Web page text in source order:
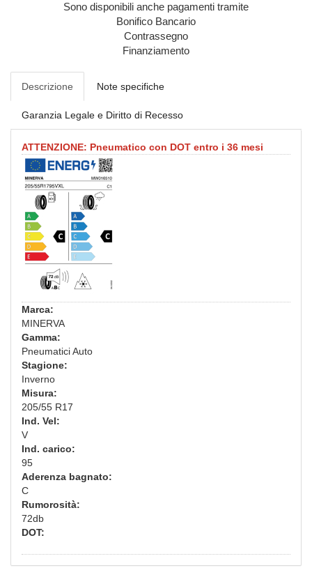
Sono disponibili anche pagamenti tramite
Bonifico Bancario
Contrassegno
Finanziamento
Descrizione Note specifiche
Garanzia Legale e Diritto di Recesso
ATTENZIONE: Pneumatico con DOT entro i 36 mesi
Marca:
MINERVA
Gamma:
Pneumatici Auto
Stagione:
Inverno
Misura:
205/55 R17
Ind. Vel:
V
Ind. carico:
95
Aderenza bagnato:
C
Rumorosità:
72db
DOT: